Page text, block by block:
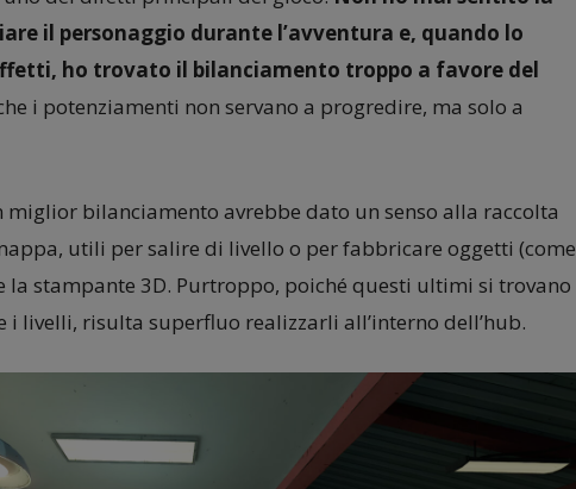
il personaggio durante l’avventura e, quando lo
ho trovato il bilanciamento troppo a favore del
i potenziamenti non servano a progredire, ma solo a
miglior bilanciamento avrebbe dato un senso alla raccolta
utili per salire di livello o per fabbricare oggetti (come
stampante 3D. Purtroppo, poiché questi ultimi si trovano
livelli, risulta superfluo realizzarli all’interno dell’hub.